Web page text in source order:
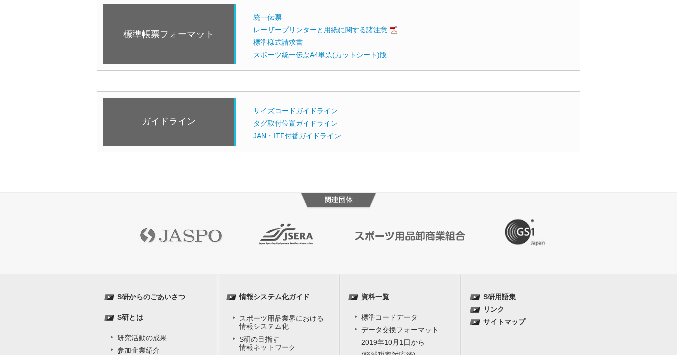
標準帳票フォーマット
統一伝票
レーザープリンターと用紙に関する諸注意
標準様式請求書
スポーツ統一伝票A4単票(カットシート)版
ガイドライン
サイズコードガイドライン
タグ取付位置ガイドライン
JAN・ITF付番ガイドライン
S研からのごあいさつ
S研とは
研究活動の成果
参加企業紹介
情報システム化ガイド
スポーツ用品業界における
情報システム化
S研の目指す
情報ネットワーク
資料一覧
標準コードデータ
データ交換フォーマット
2019年10月1日から
S研用語集
リンク
サイトマップ